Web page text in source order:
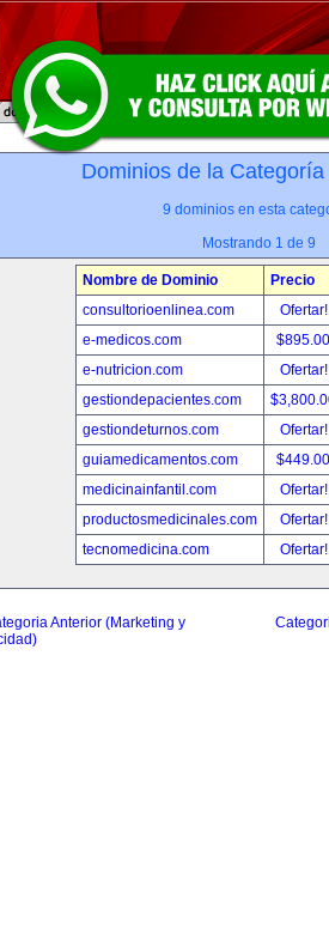
Dominios de la
9 dominios en esta
Mostrando 1 de 9
Nombre de Dominio
Precio
consultorioenlinea.com
e-medicos.com
e-nutricion.com
gestiondepacientes.com
gestiondeturnos.com
guiamedicamentos.com
medicinainfantil.com
productosmedicinales.com
tecnomedicina.com
Anterior (Marketing y